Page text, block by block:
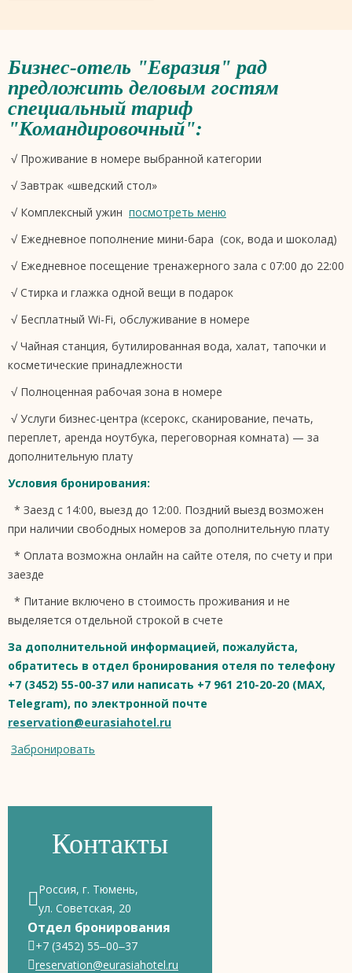
Бизнес-отель "Евразия" рад
предложить деловым гостям
специальный тариф
"Командировочный":
√ Проживание в номере выбранной категории
√ Завтрак «шведский стол»
√ Комплексный ужин посмотреть меню
√ Ежедневное пополнение мини-бара (сок, вода и шоколад)
√ Ежедневное посещение тренажерного зала с 07:00 до 22:00
√ Стирка и глажка одной вещи в подарок
√ Бесплатный Wi-Fi, обслуживание в номере
√ Чайная станция, бутилированная вода, халат, тапочки и
косметические принадлежности
√ Полноценная рабочая зона в номере
√ Услуги бизнес-центра (ксерокс, сканирование, печать,
переплет, аренда ноутбука, переговорная комната) — за
дополнительную плату
Условия бронирования:
* Заезд с 14:00, выезд до 12:00. Поздний выезд возможен
при наличии свободных номеров за дополнительную плату
* Оплата возможна онлайн на сайте отеля, по счету и при
заезде
* Питание включено в стоимость проживания и не
выделяется отдельной строкой в счете
За дополнительной информацией, пожалуйста,
обратитесь в отдел бронирования отеля по телефону
+7 (3452) 55-00-37 или написать +7 961 210-20-20 (MAX,
Telegram), по электронной почте
reservation@eurasiahotel.ru
Забронировать
Контакты
Россия, г. Тюмень,
ул. Советская, 20
Отдел бронирования
+7 (3452) 55‒00‒37
reservation@eurasiahotel.ru